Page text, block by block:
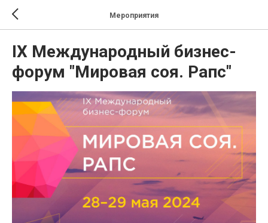
Мероприятия
IX Международный бизнес-
форум "Мировая соя. Рапс"